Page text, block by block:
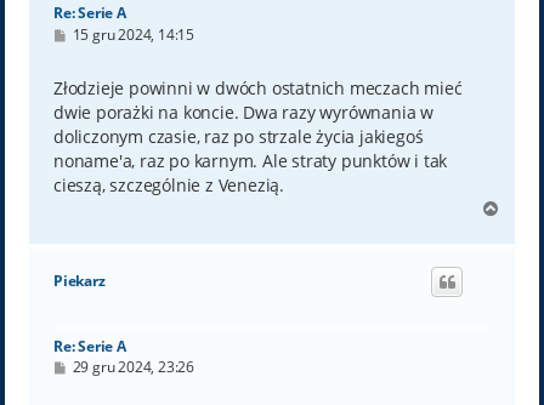
Re: Serie A
P
t
15 gru 2024, 14:15
Złodzieje powinni w dwóch ostatnich meczach mieć
dwie porażki na koncie. Dwa razy wyrównania w
doliczonym czasie, raz po strzale życia jakiegoś
noname'a, raz po karnym. Ale straty punktów i tak
cieszą, szczególnie z Venezią.
g
Piekarz
Re: Serie A
P29 gru 2024, 23:26